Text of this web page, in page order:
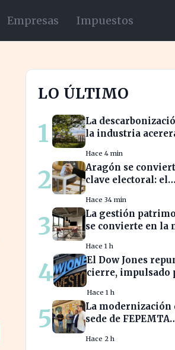
Empresas Impuestos
LO ÚLTIMO
1
La
la industria
económico crucial
Hace 4 min
2
Aragón se
clave electoral: el
elecciones
Hace 34 min
3
La gestión
se convierte en la
española
Hace 1 h
4
El Dow Jones
cierre, impulsado
tecnología y
aeroespacial
Hace 1 h
5
La modernización
sede de FEPEMTA
tejido empresarial
Hace 2 h